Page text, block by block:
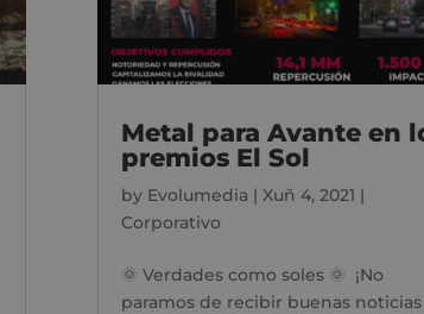
Metal para Avante en
premios El Sol
by Evolumedia | Xuñ 4, 2021 |
Corporativo
🌞 Verdades como soles 🌞 ¡No
paramos de recibir buenas noticias